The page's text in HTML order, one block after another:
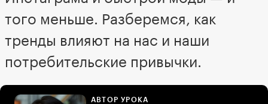
того меньше. Разберемся, как
тренды влияют на нас и наши
потребительские привычки.
АВТОР УРОКА